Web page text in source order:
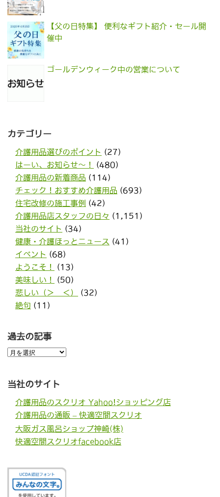
【父の日特集】 便利なギフト紹介・セール開
催中
ゴールデンウィーク中の営業について
カテゴリー
介護用品選びのポイント (27)
はーい、お知らせ〜！
(480)
介護用品の新着商品 (114)
チェック！おすすめ介護用品 (693)
住宅改修の施工事例
(42)
介護用品店スタッフの日々 (1,151)
当社のサイト (34)
健康・介護ほっとニュース (41)
イベント (68)
ようこそ！
(13)
美味しい！
(50)
悲しい（＞＿＜）
(32)
絶句 (11)
過去の記事
過
去
事
当社のサイト
介護用品のスクリオ Yahoo!ショッピング店
介護用品の通販 – 快適空間スクリオ
大阪ガス風呂ショップ神崎(株)
快適空間スクリオfacebook店